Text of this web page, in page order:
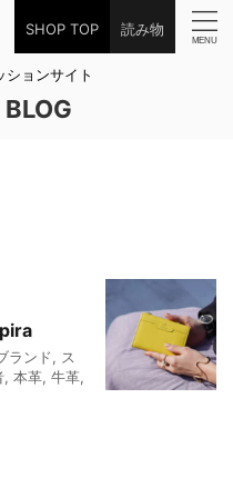
SHOP TOP 読み物
ションサイト
ランド, ス
, 本革, 牛革,